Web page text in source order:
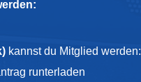
kannst du Mitglied werden:
runterladen